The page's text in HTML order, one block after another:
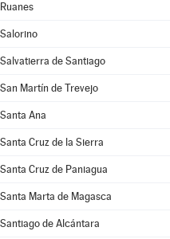
Ruanes
Salorino
Salvatierra de Santiago
San Martín de Trevejo
Santa Ana
Santa Cruz de la Sierra
Santa Cruz de Paniagua
Santa Marta de Magasca
Santiago de Alcántara